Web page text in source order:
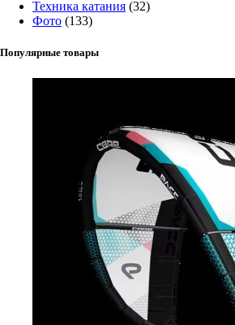
Техника катания (32)
Фото (133)
Популярные товары